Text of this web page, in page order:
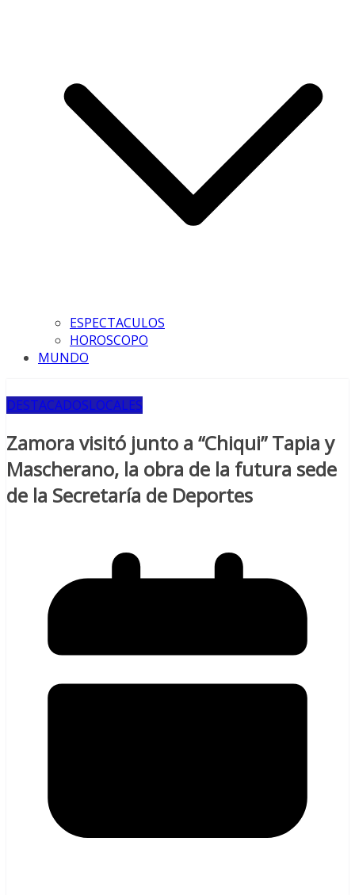
ESPECTACULOS
HOROSCOPO
MUNDO
DESTACADOSLOCALES
Zamora visitó junto a “Chiqui” Tapia y
Mascherano, la obra de la futura sede
de la Secretaría de Deportes